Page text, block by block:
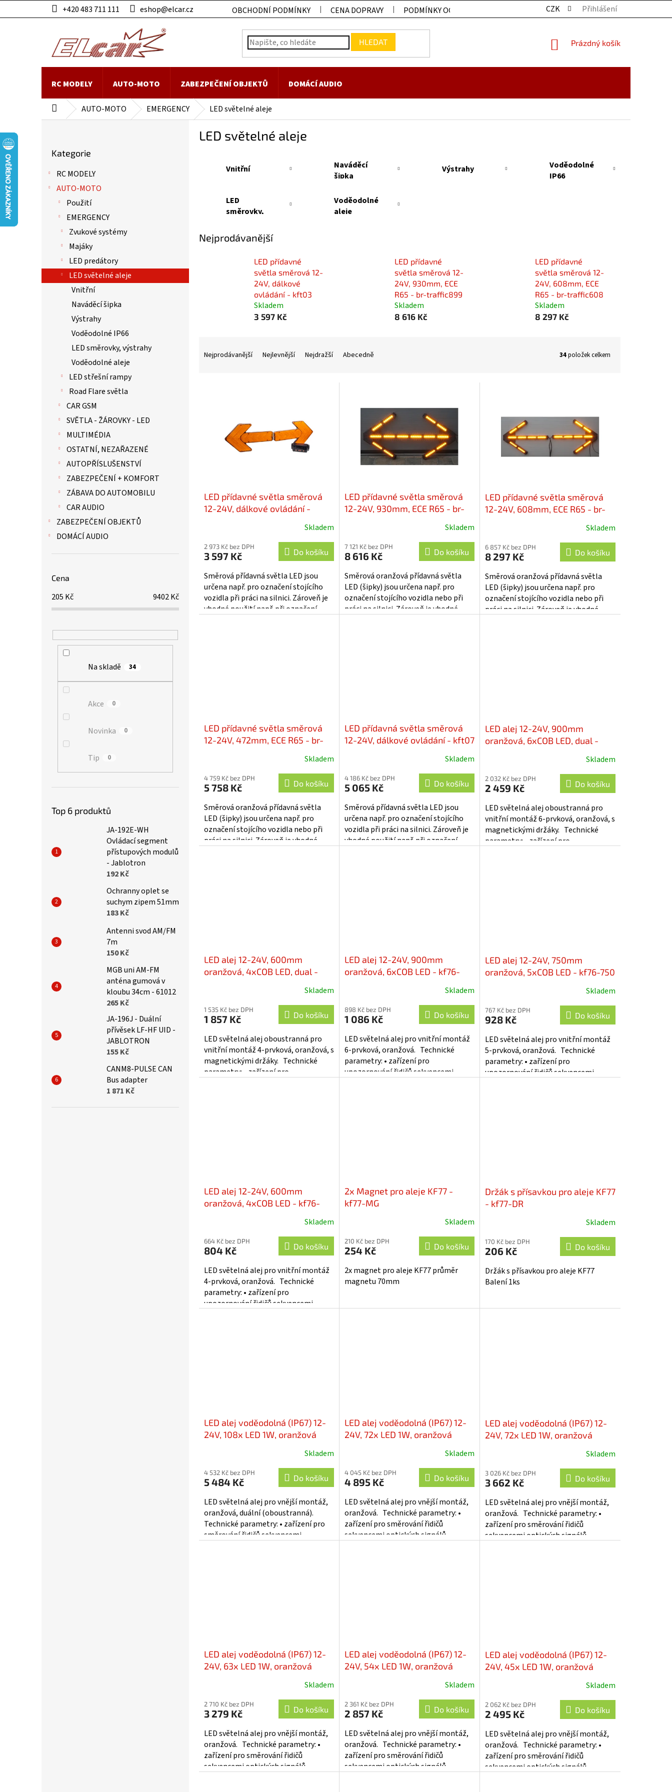
na
+420 483 711 111 eshop@elcar.cz OBCHODNÍ PODMÍNKY CENA DOPRAVY PODMÍNKY OCHRANY OSOBNÍCH ÚDAJŮ KONTAKTY
CZK Přihlášení
HLEDAT
NÁKUPNÍ
Prázdný košík
RC MODELY AUTO-MOTO ZABEZPEČENÍ OBJEKTŮ DOMÁCÍ AUDIO
Domů AUTO-MOTO EMERGENCY LED světelné aleje
l
kategorie
Kategorie
RC MODELY
AUTO-MOTO
Použití
EMERGENCY
Zvukové systémy
Majáky
LED predátory
LED světelné aleje
Vnitřní
Naváděcí šipka
Výstrahy
Voděodolné IP66
LED směrovky, výstrahy
Voděodolné aleje
LED střešní rampy
Road Flare světla
CAR GSM
SVĚTLA - ŽÁROVKY - LED
MULTIMÉDIA
OSTATNÍ, NEZAŘAZENÉ
AUTOPŘÍSLUŠENSTVÍ
ZABEZPEČENÍ + KOMFORT
ZÁBAVA DO AUTOMOBILU
CAR AUDIO
ZABEZPEČENÍ OBJEKTŮ
DOMÁCÍ AUDIO
Cena
205 Kč 9402Kč
Na skladě 34
Akce 0
Novinka 0
Tip 0
Top 6 produktů
JA-192E-WH
Ovládací segment
přístupových modulů
- Jablotron
192 Kč
Ochranny oplet se
suchym zipem 51mm
183 Kč
Antenni svod AM/FM
7m
150 Kč
MGB uni AM-FM
anténa gumová v
kloubu 34cm - 61012
265 Kč
JA-196J - Duální
přívěsek LF-HF UID -
JABLOTRON
155 Kč
CANM8-PULSE CAN
Bus adapter
1 871 Kč
LED světelné aleje
Vnitřní
Naváděcí
šipka
Výstrahy
Voděodolné
IP66
LED
směrovky,
Voděodolné
aleje
Nejprodávanější
LED přídavné
světla směrová 12-
24V, dálkové
ovládání - kft03
Skladem
3 597 Kč
LED přídavné
světla směrová 12-
24V, 930mm, ECE
R65 - br-traffic899
Skladem
8 616 Kč
LED přídavné
světla směrová 12-
24V, 608mm, ECE
R65 - br-traffic608
Skladem
8 297 Kč
Nejprodávanější Nejlevnější Nejdražší Abecedně 34položek celkem
LED přídavné světla směrová
12-24V, dálkové ovládání -
Skladem
2 973 Kč bez DPH
3 597 Kč Do košíku
Směrová přídavná světla LED jsou
určena např. pro označení stojícího
vozidla při práci na silnici. Zároveň je
vhodné použití např. při označení
LED přídavné světla směrová
12-24V, 930mm, ECE R65 - br-
Skladem
7 121 Kč bez DPH
8 616 Kč Do košíku
Směrová oranžová přídavná světla
LED (šipky) jsou určena např. pro
označení stojícího vozidla nebo při
práci na silnici. Zároveň je vhodné
LED přídavné světla směrová
12-24V, 608mm, ECE R65 - br-
Skladem
6 857 Kč bez DPH
8 297 Kč Do košíku
Směrová oranžová přídavná světla
LED (šipky) jsou určena např. pro
označení stojícího vozidla nebo při
práci na silnici. Zároveň je vhodné
LED přídavné světla směrová
12-24V, 472mm, ECE R65 - br-
Skladem
4 759 Kč bez DPH
5 758 Kč Do košíku
Směrová oranžová přídavná světla
LED (šipky) jsou určena např. pro
označení stojícího vozidla nebo při
práci na silnici. Zároveň je vhodné
LED přídavná světla směrová
12-24V, dálkové ovládání - kft07
Skladem
4 186 Kč bez DPH
5 065 Kč Do košíku
Směrová přídavná světla LED jsou
určena např. pro označení stojícího
vozidla při práci na silnici. Zároveň je
vhodné použití např. při označení
LED alej 12-24V, 900mm
oranžová, 6xCOB LED, dual -
Skladem
2 032 Kč bez DPH
2 459 Kč Do košíku
LED světelná alej oboustranná pro
vnitřní montáž 6-prvková, oranžová, s
magnetickými držáky. Technické
parametry: • zařízení pro
LED alej 12-24V, 600mm
oranžová, 4xCOB LED, dual -
Skladem
1 535 Kč bez DPH
1 857 Kč Do košíku
LED světelná alej oboustranná pro
vnitřní montáž 4-prvková, oranžová, s
magnetickými držáky. Technické
parametry: • zařízení pro
LED alej 12-24V, 900mm
oranžová, 6xCOB LED - kf76-
Skladem
898 Kč bez DPH
1 086 Kč Do košíku
LED světelná alej pro vnitřní montáž
6-prvková, oranžová. Technické
parametry: • zařízení pro
upozornování řidičů sekvencemi
LED alej 12-24V, 750mm
oranžová, 5xCOB LED - kf76-750
Skladem
767 Kč bez DPH
928 Kč Do košíku
LED světelná alej pro vnitřní montáž
5-prvková, oranžová. Technické
parametry: • zařízení pro
upozornování řidičů sekvencemi
LED alej 12-24V, 600mm
oranžová, 4xCOB LED - kf76-
Skladem
664 Kč bez DPH
804 Kč Do košíku
LED světelná alej pro vnitřní montáž
4-prvková, oranžová. Technické
parametry: • zařízení pro
upozornování řidičů sekvencemi
2x Magnet pro aleje KF77 -
kf77-MG
Skladem
210 Kč bez DPH
254 Kč Do košíku
2x magnet pro aleje KF77 průměr
magnetu 70mm
Držák s přísavkou pro aleje KF77
- kf77-DR
Skladem
170 Kč bez DPH
206 Kč Do košíku
Držák s přísavkou pro aleje KF77
Balení 1ks
LED alej voděodolná (IP67) 12-
24V, 108x LED 1W, oranžová
Skladem
4 532 Kč bez DPH
5 484 Kč Do košíku
LED světelná alej pro vnější montáž,
oranžová, duální (oboustranná).
Technické parametry: • zařízení pro
směrování řidičů sekvencemi
LED alej voděodolná (IP67) 12-
24V, 72x LED 1W, oranžová
Skladem
4 045 Kč bez DPH
4 895 Kč Do košíku
LED světelná alej pro vnější montáž,
oranžová. Technické parametry: •
zařízení pro směrování řidičů
sekvencemi optických signálů •
LED alej voděodolná (IP67) 12-
24V, 72x LED 1W, oranžová
Skladem
3 026 Kč bez DPH
3 662 Kč Do košíku
LED světelná alej pro vnější montáž,
oranžová. Technické parametry: •
zařízení pro směrování řidičů
sekvencemi optických signálů •
LED alej voděodolná (IP67) 12-
24V, 63x LED 1W, oranžová
Skladem
2 710 Kč bez DPH
3 279 Kč Do košíku
LED světelná alej pro vnější montáž,
oranžová. Technické parametry: •
zařízení pro směrování řidičů
sekvencemi optických signálů •
LED alej voděodolná (IP67) 12-
24V, 54x LED 1W, oranžová
Skladem
2 361 Kč bez DPH
2 857 Kč Do košíku
LED světelná alej pro vnější montáž,
oranžová. Technické parametry: •
zařízení pro směrování řidičů
sekvencemi optických signálů •
LED alej voděodolná (IP67) 12-
24V, 45x LED 1W, oranžová
Skladem
2 062 Kč bez DPH
2 495 Kč Do košíku
LED světelná alej pro vnější montáž,
oranžová. Technické parametry: •
zařízení pro směrování řidičů
sekvencemi optických signálů •